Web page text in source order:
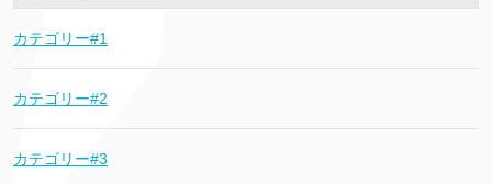
カテゴリー#1
カテゴリー#2
カテゴリー#3